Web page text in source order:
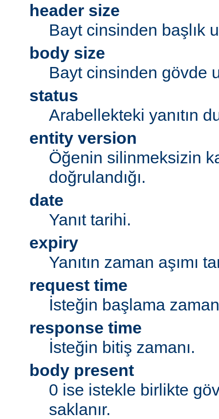
header size
Bayt cinsinden başlık
body size
Bayt cinsinden gövde
status
Arabellekteki yanıtın
entity version
Öğenin silinmeksizin
doğrulandığı.
date
Yanıt tarihi.
expiry
Yanıtın zaman aşımı
request time
İsteğin başlama
response time
İsteğin bitiş zamanı.
body present
0 ise istekle birlikte
saklanır.